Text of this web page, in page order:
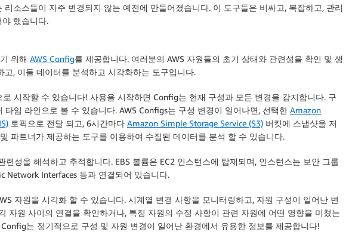
소스들이 자주 변경되지 않는 예전에 만들어졌습니다. 이 도구들은 비싸고, 복잡하고, 관리
했습니다.
위해 AWS Config를 제공합니다. 여러분의 AWS 자원들의 초기 상태와 관련성을 확인 및 생
고, 이들 데이터를 분석하고 시각화하는 도구입니다.
시작할 수 있습니다! 사용을 시작하면 Config는 현재 구성과 모든 변경을 감지합니다. 구
타임 라인으로 볼 수 있습니다. AWS Configs는 구성 변경이 일어나면, 선택한 Amazon
토픽으로 전달 되고, 6시간마다 Amazon Simple Storage Service (S3) 버킷에 스냅샷을 저
파트너가 제공하는 도구를 이용하여 수집된 데이터를 분석 할 수 있습니다.
련성을 해석하고 추적합니다. EBS 볼륨은 EC2 인스턴스에 탑재되며, 인스턴스는 보안 그룹
Network Interfaces 등과 연결되어 있습니다.
자원을 시각화 할 수 있습니다. 시계열 변경 사항을 모니터링하고, 자원 구성이 일어난 변
자원 사이의 연결을 확인하거나, 특정 자원의 수정 사항이 관련 자원에 어떤 영향을 미쳤는
는 정기적으로 구성 및 자원 변경이 일어난 환경에서 유용한 정보를 제공합니다!